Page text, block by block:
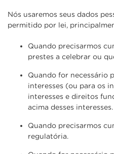
Nós usaremos seus dados
permitido por lei,
Quando precisarmos
prestes a celebrar ou
Quando for necessário
interesses (ou para os
interesses e direitos
acima desses interesses.
Quando precisarmos
regulatória.